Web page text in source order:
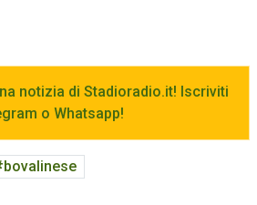
notizia di Stadioradio.it! Iscriviti
o Whatsapp!
bovalinese